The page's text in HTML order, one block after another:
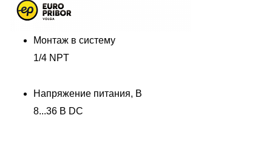
Монтаж в систему
1/4 NPT
Напряжение питания, В
8...36 В DC